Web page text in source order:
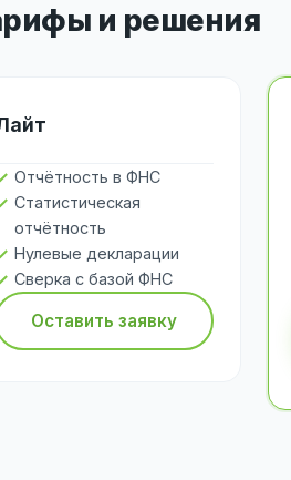
и решения
Отчётность в ФНС
Статистическая
отчётность
Нулевые декларации
Сверка с базой ФНС
Оставить заявку